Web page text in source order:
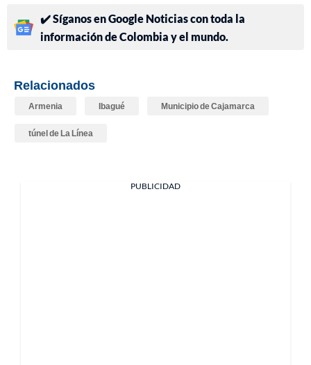
✔️ Síganos en Google Noticias con toda la
información de Colombia y el mundo.
Relacionados
Armenia Ibagué Municipio de Cajamarca
túnel de La Línea
PUBLICIDAD